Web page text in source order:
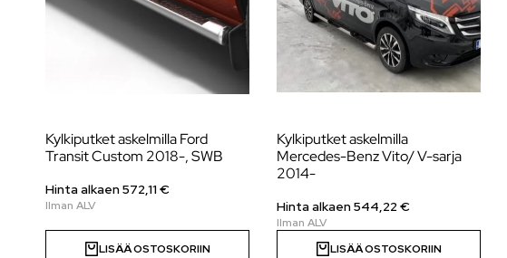
Kylkiputket askelmilla Ford
Transit Custom 2018-, SWB
Hinta alkaen572,11€
LISÄÄ OSTOSKORIIN
Kylkiputket askelmilla
Mercedes-Benz Vito/ V-sarja
2014-
Hinta alkaen544,22 €
LISÄÄ OSTOSKORIIN